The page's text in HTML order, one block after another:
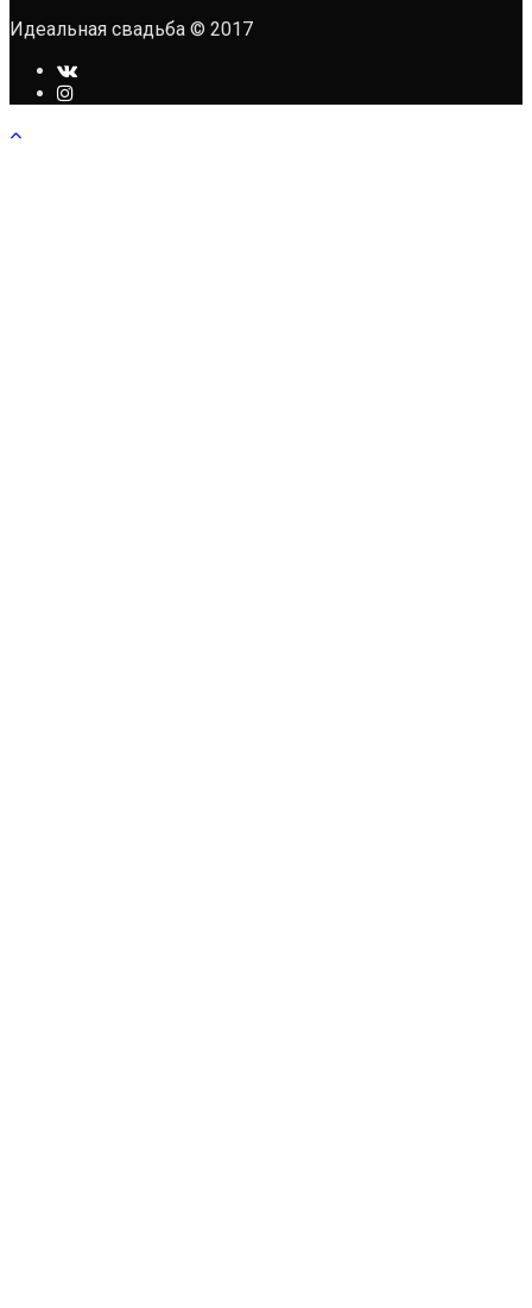
Идеальная свадьба © 2017